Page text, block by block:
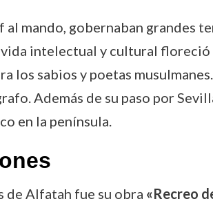
mando, gobernaban grandes
intelectual y cultural
los sabios y poetas
Además de su paso por
en la península.
de Alfatah fue su obra «Recreo